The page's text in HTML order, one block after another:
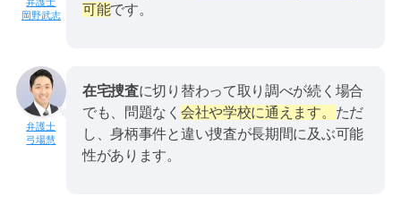
岡野武志
可能です。
弓場慧
在宅捜査に切り替わって取り調べが続く場合
でも、問題なく 会社や学校に通えます。 ただ
し、身柄事件と違い捜査が長期間に及ぶ可能
性があります。